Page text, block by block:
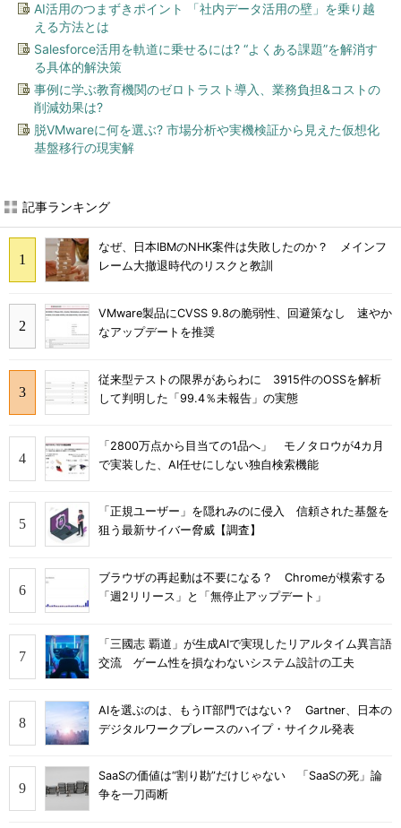
AI活用のつまずきポイント 「社内データ活用の壁」を乗り越
える方法とは
Salesforce活用を軌道に乗せるには? “よくある課題”を解消す
る具体的解決策
事例に学ぶ教育機関のゼロトラスト導入、業務負担&コストの
削減効果は?
脱VMwareに何を選ぶ? 市場分析や実機検証から見えた仮想化
基盤移行の現実解
記事ランキング
なぜ、日本IBMのNHK案件は失敗したのか？ メインフ
レーム大撤退時代のリスクと教訓
VMware製品にCVSS 9.8の脆弱性、回避策なし 速やか
なアップデートを推奨
従来型テストの限界があらわに 3915件のOSSを解析
して判明した「99.4％未報告」の実態
「2800万点から目当ての1品へ」 モノタロウが4カ月
で実装した、AI任せにしない独自検索機能
「正規ユーザー」を隠れみのに侵入 信頼された基盤を
狙う最新サイバー脅威【調査】
ブラウザの再起動は不要になる？ Chromeが模索する
「週2リリース」と「無停止アップデート」
「三國志 覇道」が生成AIで実現したリアルタイム異言語
交流 ゲーム性を損なわないシステム設計の工夫
AIを選ぶのは、もうIT部門ではない？ Gartner、日本の
デジタルワークプレースのハイプ・サイクル発表
SaaSの価値は“割り勘”だけじゃない 「SaaSの死」論
争を一刀両断